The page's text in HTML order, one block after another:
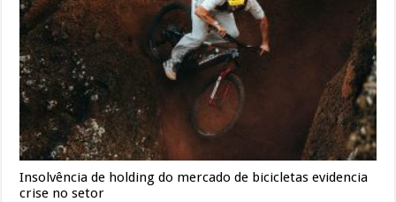
Insolvência de holding do mercado de bicicletas evidencia
crise no setor